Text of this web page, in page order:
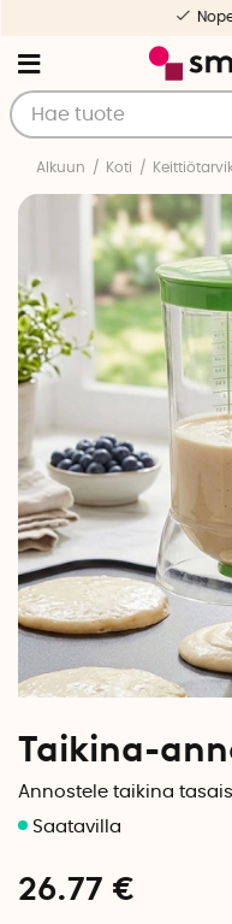
Nopea
Alkuun Koti
Taikina-
Annostele taikina
26.77 €